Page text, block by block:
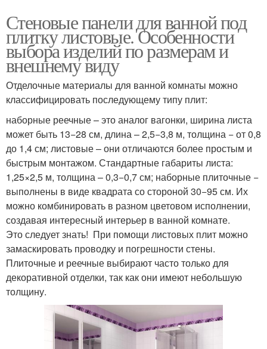
Стеновые панели для ванной под
плитку листовые. Особенности
выбора изделий по размерам и
внешнему виду
Отделочные материалы для ванной комнаты можно
классифицировать последующему типу плит:
наборные реечные – это аналог вагонки, ширина листа
может быть 13−28 см, длина – 2,5−3,8 м, толщина − от 0,8
до 1,4 см; листовые – они отличаются более простым и
быстрым монтажом. Стандартные габариты листа:
1,25×2,5 м, толщина – 0,3−0,7 см; наборные плиточные −
выполнены в виде квадрата со стороной 30−95 см. Их
можно комбинировать в разном цветовом исполнении,
создавая интересный интерьер в ванной комнате.
Это следует знать! При помощи листовых плит можно
замаскировать проводку и погрешности стены.
Плиточные и реечные выбирают часто только для
декоративной отделки, так как они имеют небольшую
толщину.